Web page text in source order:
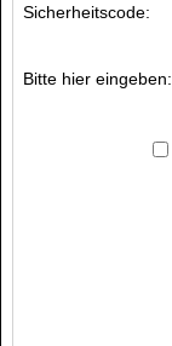
Sicherheitscode:
Bitte hier eingeben: